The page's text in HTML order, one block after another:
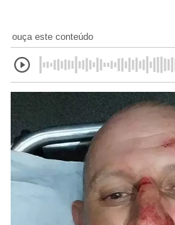
ouça este conteúdo